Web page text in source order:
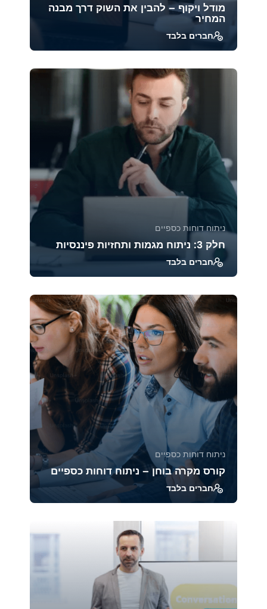
מודל ויקוף – להבין את השוק דרך מבנה
המחיר
חברים בלבד
ביותר לניתוח מבנה השוק והתנהגות משתתפיו.
39221
ניתוח דוחות כספיים
חלק 3: ניתוח מגמות ותחזיות פיננסיות
חברים בלבד
פיננסיות, בניית תחזיות וניהול סיכונים. בעזרת
טכניקות...
2471
45973
ניתוח דוחות כספיים
קורס מקרה בוחן – ניתוח דוחות כספיים
חברים בלבד
חברות מובילות ממגזרים שונים, כדי לראות איך
1880
39324